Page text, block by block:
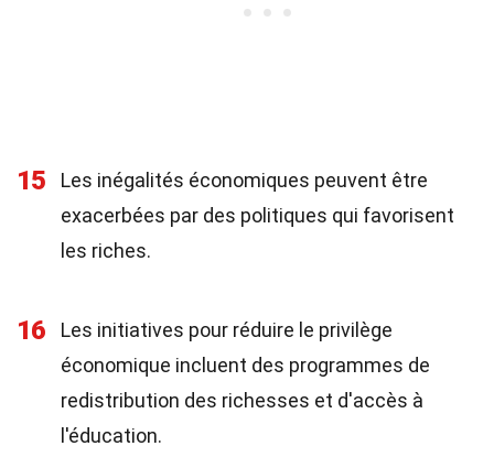
15
Les inégalités économiques peuvent être
exacerbées par des politiques qui favorisent
les riches.
16
Les initiatives pour réduire le privilège
économique incluent des programmes de
redistribution des richesses et d'accès à
l'éducation.